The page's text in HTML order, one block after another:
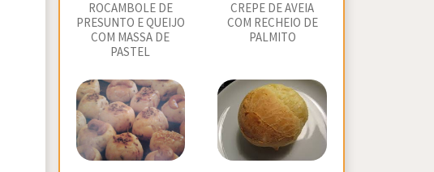
ROCAMBOLE DE
PRESUNTO E QUEIJO
COM MASSA DE
PASTEL
CREPE DE AVEIA
COM RECHEIO DE
PALMITO